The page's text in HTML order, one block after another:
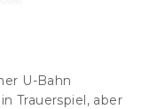
U-Bahn
Trauerspiel, aber